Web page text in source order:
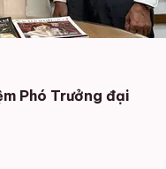
Phó Trưởng đại